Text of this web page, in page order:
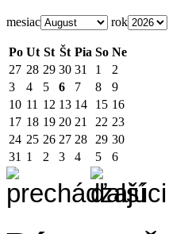
mesiac rok
Po Ut St Št Pia So Ne
27 28 29 30 31 1
2
3
4 5 6 7 8
9
10 11 12 13 14 15 16
17 18 19 20 21 22 23
24 25 26 27 28 29 30
31 1 2 3 4 5 6